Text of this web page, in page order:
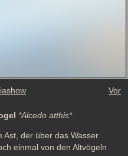
Vor
*Alcedo atthis*
Ast, der über das Wasser
einmal von den Altvögeln